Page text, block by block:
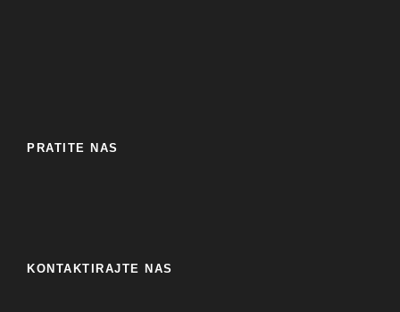
PRATITE NAS
KONTAKTIRAJTE NAS